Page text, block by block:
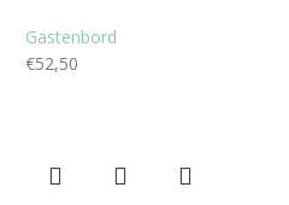
Gastenbord
€52,50